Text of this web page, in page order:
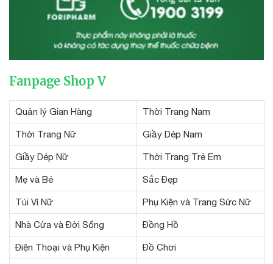
Fanpage Shop V
Quản lý Gian Hàng Thời Trang Nam
Thời Trang Nữ Giầy Dép Nam
Giầy Dép Nữ Thời Trang Trẻ Em
Mẹ và Bé Sắc Đẹp
Túi Ví Nữ Phụ Kiện và Trang Sức Nữ
Nhà Cửa và Đời Sống Đồng Hồ
Điện Thoại và Phụ Kiện Đồ Chơi